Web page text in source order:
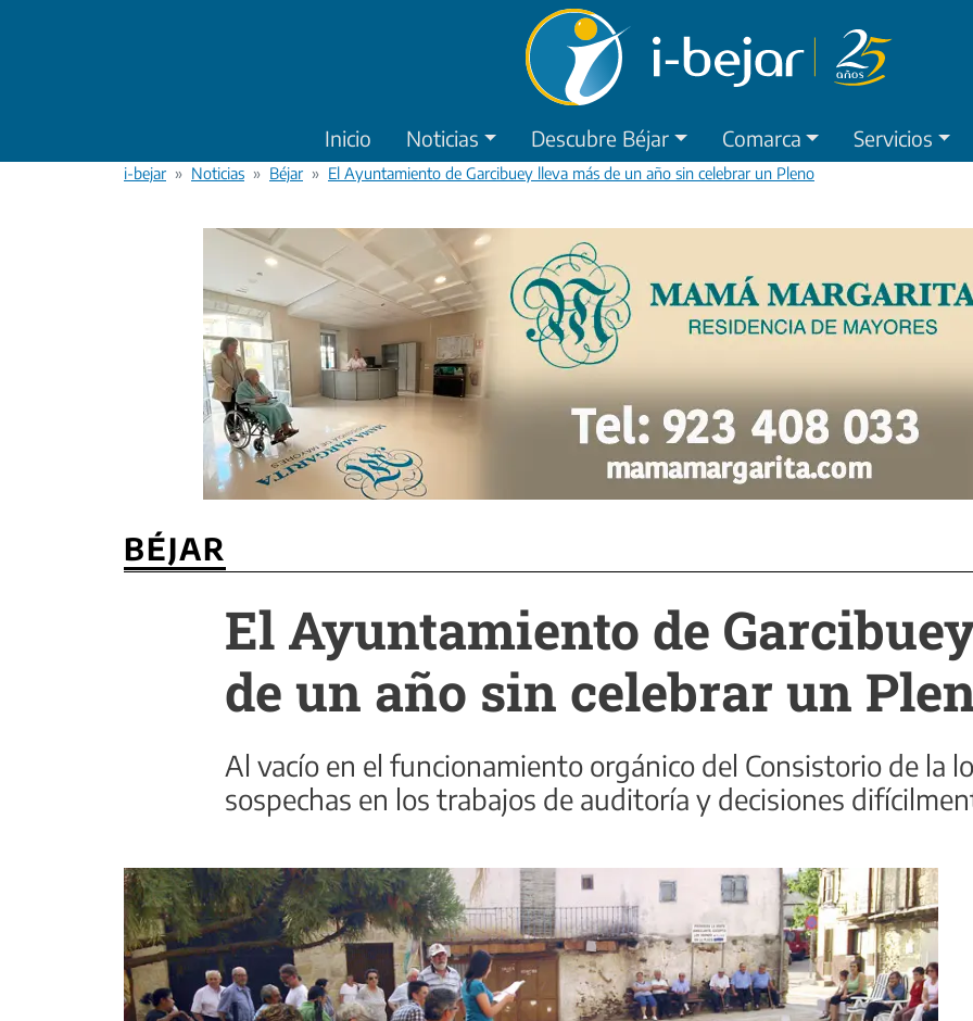
Inicio Noticias Descubre Béjar Comarca Servicios
i-bejar Noticias Béjar El Ayuntamiento de Garcibuey lleva más de un año sin celebrar un Pleno
BÉJAR
El Ayuntamiento de
de un año sin celebrar un
Al vacío en el funcionamiento orgánico del Consistorio de la
sospechas en los trabajos de auditoría y decisiones